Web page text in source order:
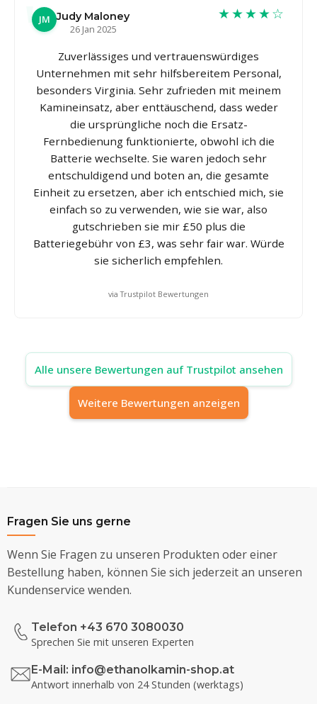
JM Judy Maloney
26 Jan 2025
★★★★☆
Zuverlässiges und vertrauenswürdiges
Unternehmen mit sehr hilfsbereitem Personal,
besonders Virginia. Sehr zufrieden mit meinem
Kamineinsatz, aber enttäuschend, dass weder
die ursprüngliche noch die Ersatz-
Fernbedienung funktionierte, obwohl ich die
Batterie wechselte. Sie waren jedoch sehr
entschuldigend und boten an, die gesamte
Einheit zu ersetzen, aber ich entschied mich, sie
einfach so zu verwenden, wie sie war, also
gutschrieben sie mir £50 plus die
Batteriegebühr von £3, was sehr fair war. Würde
sie sicherlich empfehlen.
via Trustpilot Bewertungen
Alle unsere Bewertungen auf Trustpilot ansehen
Weitere Bewertungen anzeigen
Fragen Sie uns gerne
Wenn Sie Fragen zu unseren Produkten oder einer
Bestellung haben, können Sie sich jederzeit an unseren
Kundenservice wenden.
Telefon +43 670 3080030
Sprechen Sie mit unseren Experten
E-Mail: info@ethanolkamin-shop.at
Antwort innerhalb von 24 Stunden (werktags)